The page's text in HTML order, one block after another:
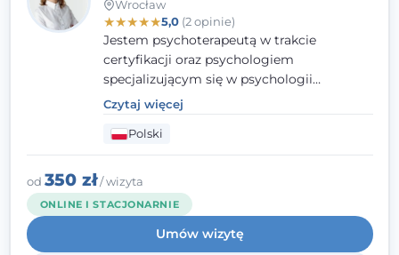
Wrocław
★★★★★5,0(2 opinie)
Jestem psychoterapeutą w trakcie
certyfikacji oraz psychologiem
specjalizującym się w psychologii
klinicznej. Ukończyłam również studia
podyplomowe z Praktycznej Diagnozy
Psychologicznej. Aktywnie uczestniczę w
działalności Polskiego Towarzystwa
Psychiatrycznego oraz Polskiego
Towarzystwa Psychologicznego, a także
jestem członkiem nadzwyczajnym
Wielkopolskiego Towarzystwa Terapii
Czytaj więcej
Polski
od 350 zł/ wizyta
ONLINE I STACJONARNIE
Umów wizytę